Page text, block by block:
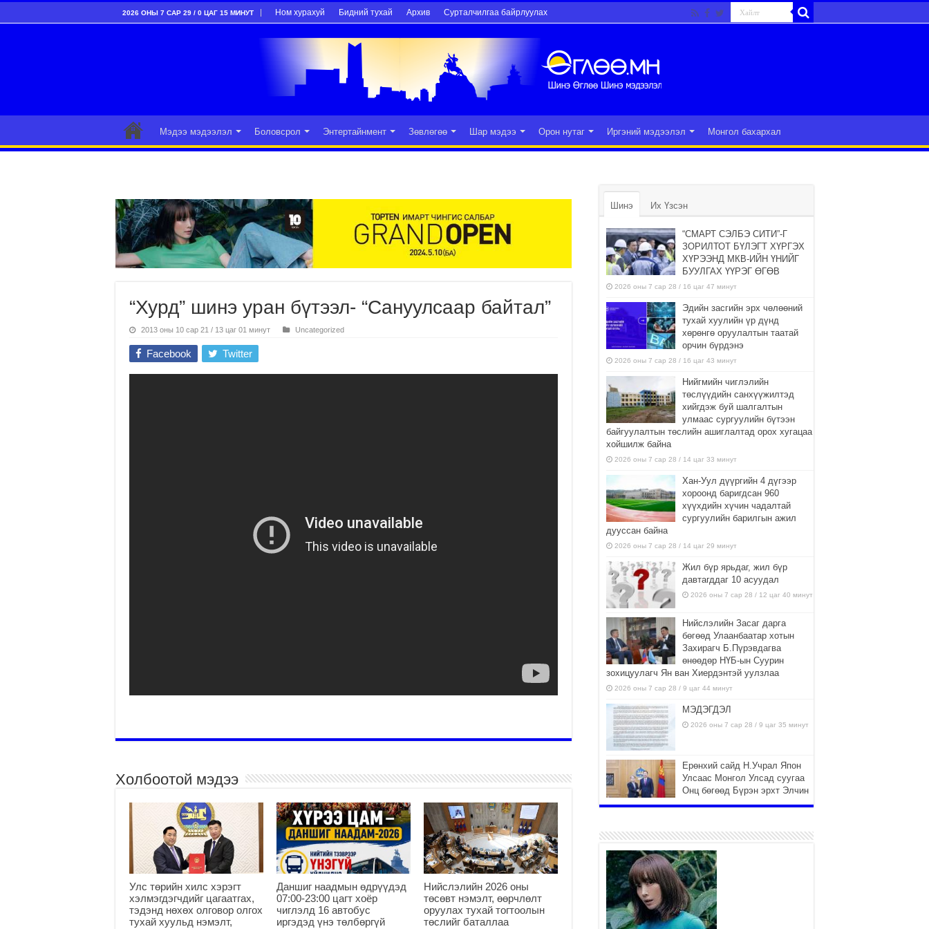
2026 ОНЫ 7 САР 29 / 0 ЦАГ 15 МИНУТ Ном хурахуй Бидний тухай Архив Сурталчилгаа байрлуулах
Мэдээ мэдээлэл Боловсрол Энтертайнмент Зөвлөгөө Шар мэдээ Орон нутаг Иргэний мэдээлэл Монгол бахархал
“Хурд” шинэ уран бүтээл- “Сануулсаар байтал”
2013 оны 10 сар 21 / 13 цаг 01 минут Uncategorized
Facebook Twitter
Холбоотой мэдээ
Улс төрийн хилс хэрэгт
хэлмэгдэгчдийг цагаатгах,
тэдэнд нөхөх олговор олгох
тухай хуульд нэмэлт,
Даншиг наадмын өдрүүдэд
07:00-23:00 цагт хоёр
чиглэлд 16 автобус
иргэдэд үнэ төлбөргүй
Нийслэлийн 2026 оны
төсөвт нэмэлт, өөрчлөлт
оруулах тухай тогтоолын
төслийг баталлаа
Шинэ Их Үзсэн
“СМАРТ СЭЛБЭ СИТИ”-Г
ЗОРИЛТОТ БҮЛЭГТ ХҮРГЭХ
ХҮРЭЭНД МКВ-ИЙН ҮНИЙГ
БУУЛГАХ ҮҮРЭГ ӨГӨВ
2026 оны 7 сар 28 / 16 цаг 47 минут
Эдийн засгийн эрх чөлөөний
тухай хуулийн үр дүнд
хөрөнгө оруулалтын таатай
орчин бүрдэнэ
2026 оны 7 сар 28 / 16 цаг 43 минут
Нийгмийн чиглэлийн
төслүүдийн санхүүжилтэд
хийгдэж буй шалгалтын
улмаас сургуулийн бүтээн
байгуулалтын төслийн ашиглалтад орох хугацаа
хойшилж байна
2026 оны 7 сар 28 / 14 цаг 33 минут
Хан-Уул дүүргийн 4 дүгээр
хороонд баригдсан 960
хүүхдийн хүчин чадалтай
сургуулийн барилгын ажил
дууссан байна
2026 оны 7 сар 28 / 14 цаг 29 минут
Жил бүр ярьдаг, жил бүр
давтагддаг 10 асуудал
2026 оны 7 сар 28 / 12 цаг 40 минут
Нийслэлийн Засаг дарга
бөгөөд Улаанбаатар хотын
Захирагч Б.Пүрэвдагва
өнөөдөр НҮБ-ын Суурин
зохицуулагч Ян ван Хиердэнтэй уулзлаа
2026 оны 7 сар 28 / 9 цаг 44 минут
МЭДЭГДЭЛ
2026 оны 7 сар 28 / 9 цаг 35 минут
Ерөнхий сайд Н.Учрал Япон
Улсаас Монгол Улсад суугаа
Онц бөгөөд Бүрэн эрхт Элчин
сайд Игавахара Масарүг
2026 оны 7 сар 27 / 16 цаг 26 минут
Орон нутагт санхүүгийн эрх
мэдлийг олгож, Иргэдийн
төлөөлөгчдийн хурал хяналт
тавьдаг байх эрх зүйн орчныг
бүрдүүлнэ
2026 оны 7 сар 27 / 16 цаг 22 минут